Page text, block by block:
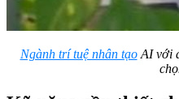
Ngành trí tuệ nhân tạoAI với